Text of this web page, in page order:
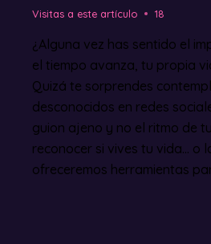
Visitas a este artículo 18
¿Alguna vez has sentido el
el tiempo avanza, tu propia
Quizá te sorprendes
desconocidos en redes
guion ajeno y no el ritmo de
reconocer si vives tu vida… o
ofreceremos herramientas